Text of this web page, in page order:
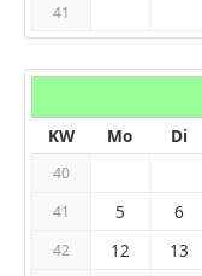
41
KW
Mo Di
40
41 5 6
42 12 13